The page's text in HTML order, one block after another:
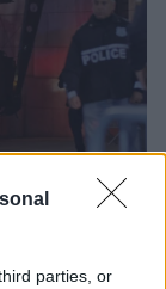
parties, or